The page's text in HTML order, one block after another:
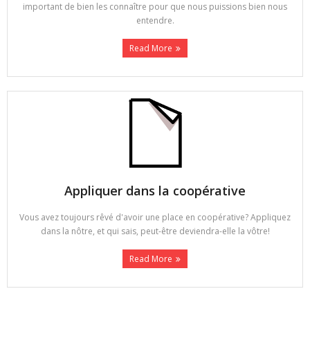
important de bien les connaître pour que nous puissions bien nous
entendre.
Read More
Appliquer dans la coopérative
Vous avez toujours rêvé d'avoir une place en coopérative? Appliquez
dans la nôtre, et qui sais, peut-être deviendra-elle la vôtre!
Read More